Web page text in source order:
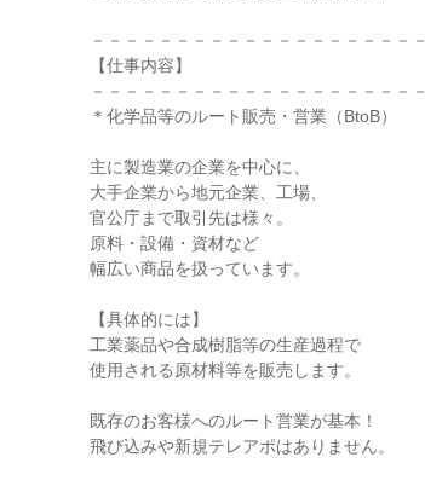
－－－－－－－－－－－－－－－－－－－－
【仕事内容】
－－－－－－－－－－－－－－－－－－－－
＊化学品等のルート販売・営業（BtoB）
主に製造業の企業を中心に、
大手企業から地元企業、工場、
官公庁まで取引先は様々。
原料・設備・資材など
幅広い商品を扱っています。
【具体的には】
工業薬品や合成樹脂等の生産過程で
使用される原材料等を販売します。
既存のお客様へのルート営業が基本！
飛び込みや新規テレアポはありません。